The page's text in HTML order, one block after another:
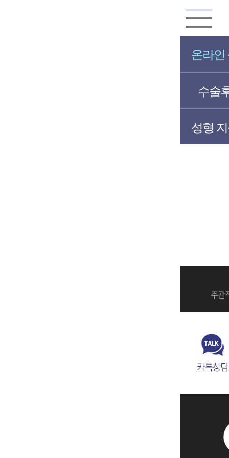
온라인
수술
성형